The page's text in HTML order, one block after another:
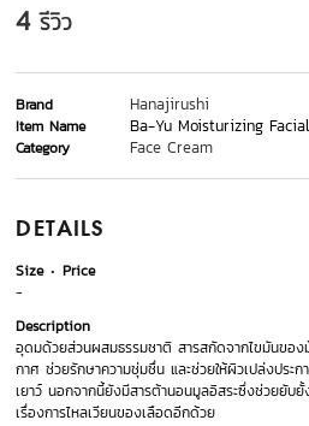
4 รีวิว
Brand Hanajirushi
Item Name Ba-Yu Moisturizing
Category Face Cream
DETAILS
Size
Price
-
Description
อุดมด้วยส่วนผสมธรรมชาติ สารสกัดจากไขมันขอ
กาศ ช่วยรักษาความชุ่มชื่น และช่วยให้ผิวเปล่งปร
เยาว์ นอกจากนี้ยังมีสารต้านอนมูลอิสระซึ่งช่วยยับ
เรื่องการไหลเวียนของเลือดอีกด้วย